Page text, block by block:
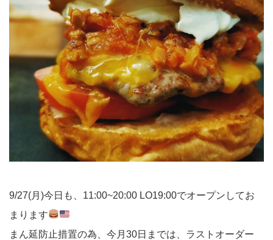
9/27(月)今日も、11:00~20:00 LO19:00でオープンしてお
まります
まん延防止措置の為、今月30日までは、ラストオーダー